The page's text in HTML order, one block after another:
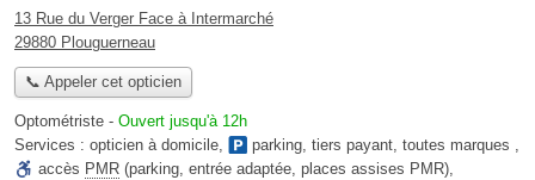
13 Rue du Verger Face à Intermarché
29880 Plouguerneau
📞 Appeler cet opticien
Optométriste - Ouvert jusqu'à 12h
Services : opticien à domicile, parking, tiers payant, toutes marques ,
accès PMR (parking, entrée adaptée, places assises PMR),